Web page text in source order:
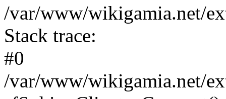
/var/www/wikigamia.net/
Stack trace:
#0
/var/www/wikigamia.net/